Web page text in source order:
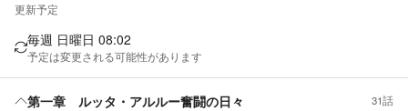
更新予定
毎週 日曜日 08:02
予定は変更される可能性があります
第一章 ルッタ・アルルー奮闘の日々 31話